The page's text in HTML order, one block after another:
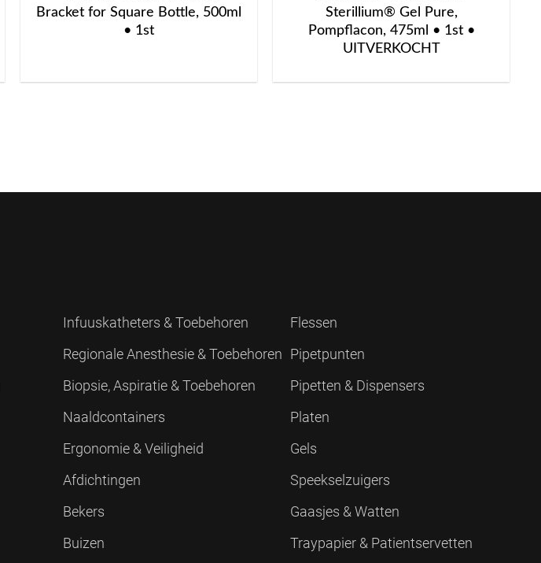
Bracket for Square Bottle, 500ml
• 1st
Sterillium® Gel Pure,
Pompflacon, 475ml • 1st •
UITVERKOCHT
Infuuskatheters & Toebehoren
Regionale Anesthesie & Toebehoren
Biopsie, Aspiratie & Toebehoren
Naaldcontainers
Ergonomie & Veiligheid
Afdichtingen
Bekers
Buizen
Flessen
Pipetpunten
Pipetten & Dispensers
Platen
Gels
Speekselzuigers
Gaasjes & Watten
Traypapier & Patientservetten